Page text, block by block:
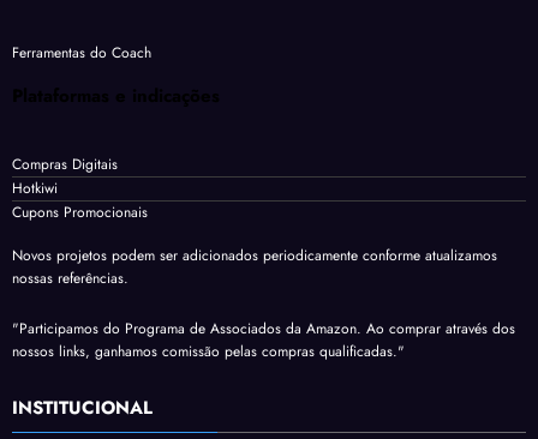
Ferramentas do Coach
Plataformas e indicações
Compras Digitais
Hotkiwi
Cupons Promocionais
Novos projetos podem ser adicionados periodicamente conforme atualizamos
nossas referências.
"Participamos do Programa de Associados da Amazon. Ao comprar através dos
nossos links, ganhamos comissão pelas compras qualificadas."
INSTITUCIONAL